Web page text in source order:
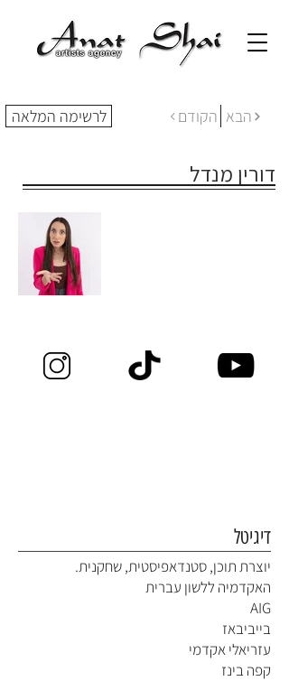
לרשימה המלאה הקודם הבא
דורין מנדל
דיגיטל
יוצרת תוכן, סטנדאפיסטית, שחקנית.
האקדמיה ללשון עברית
AIG
בייביבאז
עזריאלי אקדמי
קפה בינז